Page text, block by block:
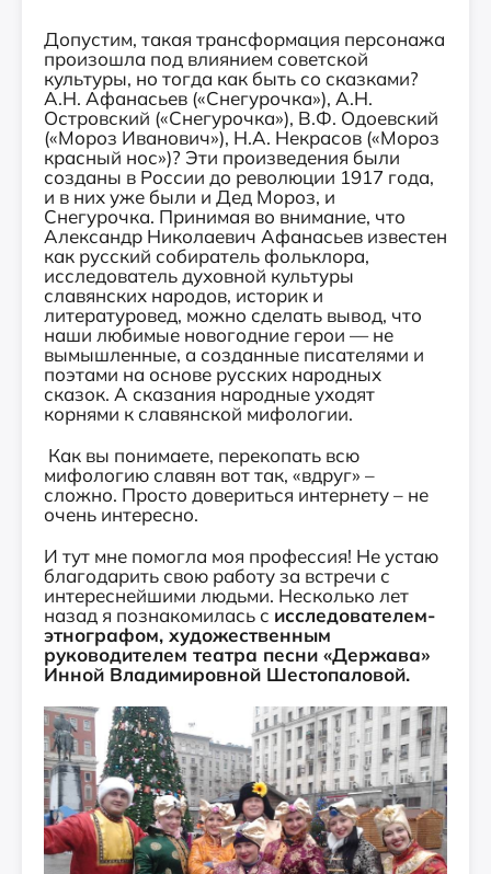
Допустим, такая трансформация персонажа
произошла под влиянием советской
культуры, но тогда как быть со сказками?
А.Н. Афанасьев («Снегурочка»), А.Н.
Островский («Снегурочка»), В.Ф. Одоевский
(«Мороз Иванович»), Н.А. Некрасов («Мороз
красный нос»)? Эти произведения были
созданы в России до революции 1917 года,
и в них уже были и Дед Мороз, и
Снегурочка. Принимая во внимание, что
Александр Николаевич Афанасьев известен
как русский собиратель фольклора,
исследователь духовной культуры
славянских народов, историк и
литературовед, можно сделать вывод, что
наши любимые новогодние герои — не
вымышленные, а созданные писателями и
поэтами на основе русских народных
сказок. А сказания народные уходят
корнями к славянской мифологии.
Как вы понимаете, перекопать всю
мифологию славян вот так, «вдруг» –
сложно. Просто довериться интернету – не
очень интересно.
И тут мне помогла моя профессия! Не устаю
благодарить свою работу за встречи с
интереснейшими людьми. Несколько лет
назад я познакомилась с исследователем-
этнографом, художественным
руководителем театра песни «Держава»
Инной Владимировной Шестопаловой.